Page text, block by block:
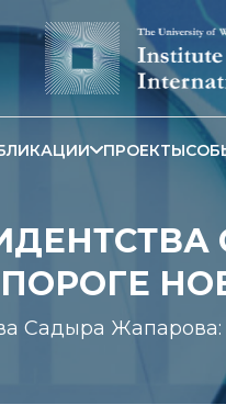
ПРОЕКТЫ
Садыра